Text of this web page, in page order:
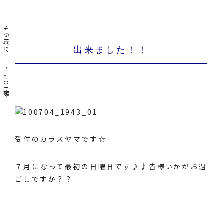
TOP
お知らせ 出来ました！！
受付のカラスヤマです☆
７月になって最初の日曜日です♪♪皆様いかがお過
ごしですか？？